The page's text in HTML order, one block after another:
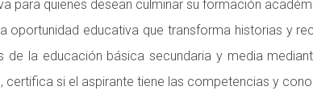
para quienes desean culminar su formación
oportunidad educativa que transforma historias y
la educación básica secundaria y media
certifica si el aspirante tiene las competencias y